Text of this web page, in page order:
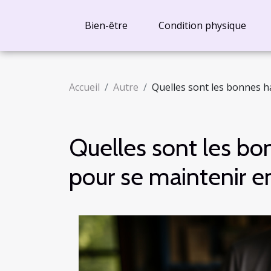
Bien-être Condition physique
Accueil Autre Quelles sont les bonnes
Quelles sont les
pour se maintenir